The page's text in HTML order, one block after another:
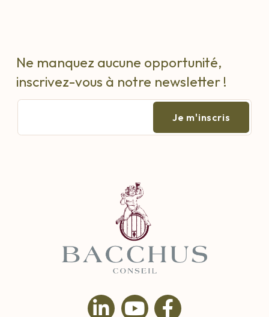
Ne manquez aucune opportunité,
inscrivez-vous à notre newsletter !